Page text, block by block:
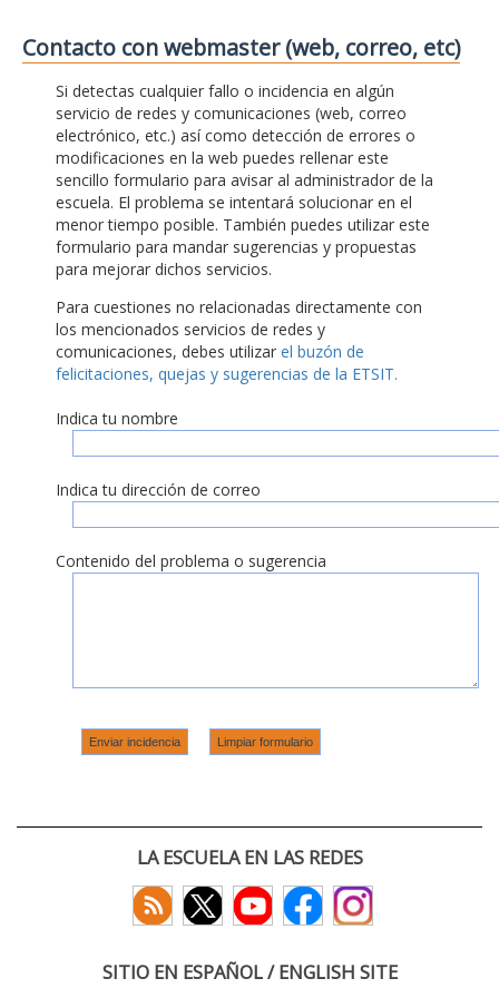
Contacto con webmaster (web, correo, etc)
Si detectas cualquier fallo o incidencia en algún
servicio de redes y comunicaciones (web, correo
electrónico, etc.) así como detección de errores o
modificaciones en la web puedes rellenar este
sencillo formulario para avisar al administrador de la
escuela. El problema se intentará solucionar en el
menor tiempo posible. También puedes utilizar este
formulario para mandar sugerencias y propuestas
para mejorar dichos servicios.
Para cuestiones no relacionadas directamente con
los mencionados servicios de redes y
comunicaciones, debes utilizar el buzón de
felicitaciones, quejas y sugerencias de la ETSIT.
Indica tu nombre
Indica tu dirección de correo
Contenido del problema o sugerencia
LA ESCUELA EN LAS REDES
SITIO EN ESPAÑOL / ENGLISH SITE